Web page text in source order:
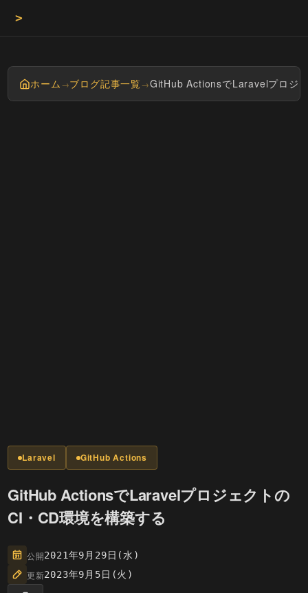
>
ホーム→ブログ記事一覧→GitHub ActionsでLaravelプロジ
Laravel GitHub Actions
GitHub ActionsでLaravelプロジェクトの
CI・CD環境を構築する
公開2021年9月29日(水)
更新2023年9月5日(火)